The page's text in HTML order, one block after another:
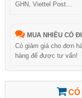
GHN, Viettel Post…
MUA NHIỀU CÓ
Có giảm giá cho đơn
hàng để được tư vấn!
CÓ